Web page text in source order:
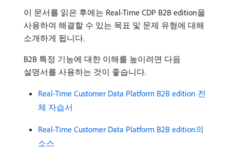
이 문서를 읽은 후에는 Real-Time CDP B2B edition을
사용하여 해결할 수 있는 목표 및 문제 유형에 대해
소개하게 됩니다.
B2B 특정 기능에 대한 이해를 높이려면 다음
설명서를 사용하는 것이 좋습니다.
Real-Time Customer Data Platform B2B edition 전
체 자습서
Real-Time Customer Data Platform B2B edition의
소스